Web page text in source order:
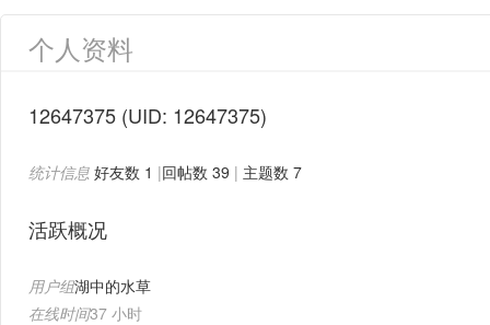
动
络
个人资料
12647375 (UID: 12647375)
统计信息 好友数 1 |回帖数 39 | 主题数 7
活跃概况
用户组湖中的水草
在线时间37 小时